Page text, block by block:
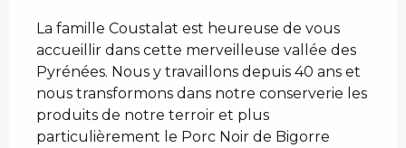
La famille Coustalat est heureuse de vous
accueillir dans cette merveilleuse vallée des
Pyrénées. Nous y travaillons depuis 40 ans et
nous transformons dans notre conserverie les
produits de notre terroir et plus
particulièrement le Porc Noir de Bigorre